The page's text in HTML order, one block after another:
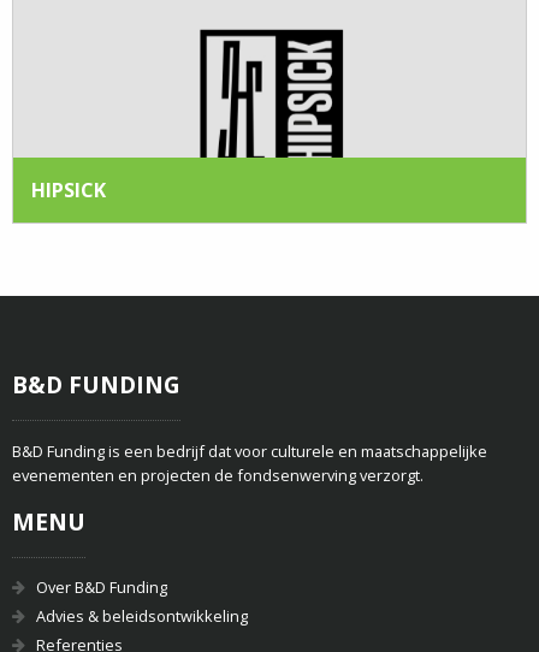
HIPSICK
B&D FUNDING
B&D Funding is een bedrijf dat voor culturele en maatschappelijke
evenementen en projecten de fondsenwerving verzorgt.
MENU
Over B&D Funding
Advies & beleidsontwikkeling
Referenties